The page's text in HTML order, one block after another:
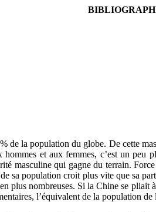
la population du globe. De cette
hommes et aux femmes, c’est un
masculine qui gagne du terrain.
sa population croit plus vite que sa
plus nombreuses. Si la Chine se
l’équivalent de la population de